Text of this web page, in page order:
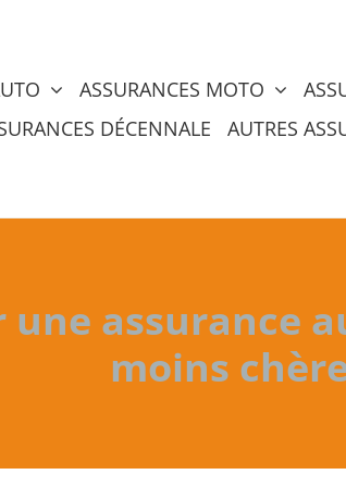
ASSURANCES MOTO
DÉCENNALE
AUTRES
assurance
moins